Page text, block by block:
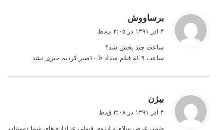
برساووش
:
۴ آذر ۱۳۹۱ در ۲:۰۵ ب٫ظ
ساعت چند پخش شد؟
ساعت ۹ که فیلم میداد تا ۱۰صبر کردیم خبری نشد
بیژن
۴ آذر ۱۳۹۱ در ۳:۰۸ ق٫ظ
ضمن عرض سلام و آرزوی قبولی عزاداری‌های شما دوستان